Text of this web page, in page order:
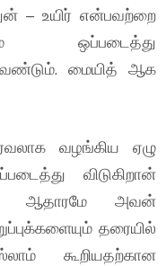
– உயிர் என்பவற்றை
ஒப்படைத்து
மையித் ஆக
வழங்கிய ஏழு
விடுகிறான்
ஆதாரமே அவன்
தரையில்
கூறியதற்கான